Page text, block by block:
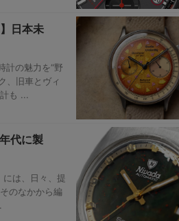
日本未
計の魅力を“野
、旧車とヴィ
も ...
代に製
は、日々、提
のなかから編